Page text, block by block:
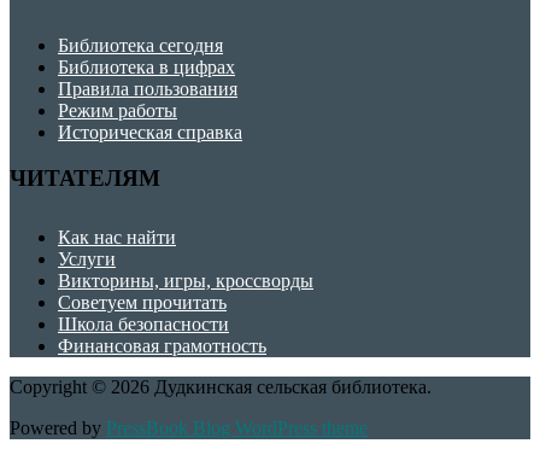
Библиотека сегодня
Библиотека в цифрах
Правила пользования
Режим работы
Историческая справка
ЧИТАТЕЛЯМ
Как нас найти
Услуги
Викторины, игры, кроссворды
Советуем прочитать
Школа безопасности
Финансовая грамотность
Copyright © 2026 Дудкинская сельская библиотека.
Powered by PressBook Blog WordPress theme